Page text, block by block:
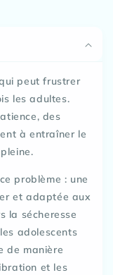
peut frustrer
les adultes.
des
à entraîner le
problème : une
et adaptée aux
la sécheresse
adolescents
de manière
et les